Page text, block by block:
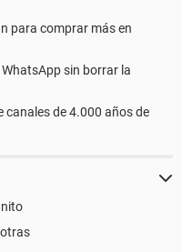
para comprar más en
sin borrar la
canales de 4.000 años de